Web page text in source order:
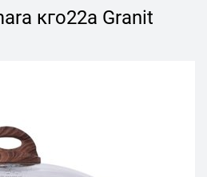
кго22а Granit